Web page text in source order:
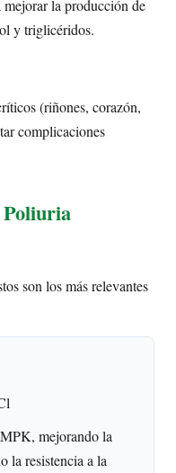
mejorar la producción de
y triglicéridos.
(riñones, corazón,
complicaciones
son los más relevantes
mejorando la
la resistencia a la